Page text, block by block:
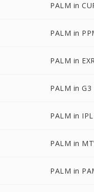
PALM in
PALM in
PALM in
PALM in G3
PALM in IPL
PALM in
PALM in